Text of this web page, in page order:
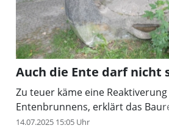
Auch die Ente darf nicht
Zu teuer käme eine
Entenbrunnens, erklärt das
14.07.2025 15:05 Uhr